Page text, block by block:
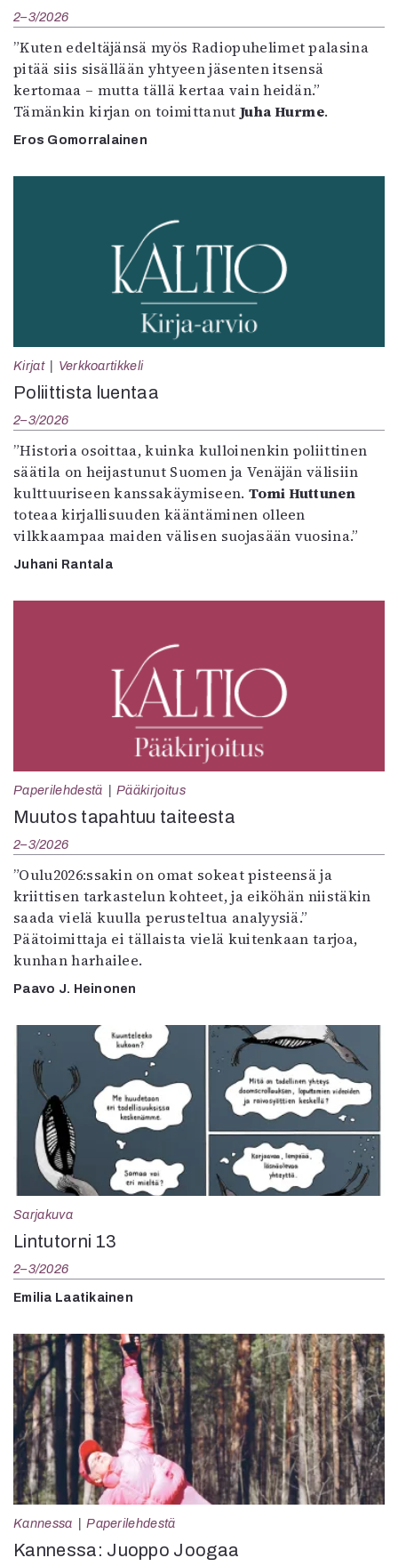
2–3/2026
”Kuten edeltäjänsä myös Radiopuhelimet palasina
pitää siis sisällään yhtyeen jäsenten itsensä
kertomaa – mutta tällä kertaa vain heidän.”
Tämänkin kirjan on toimittanut Juha Hurme.
Eros Gomorralainen
Kirjat Verkkoartikkeli
Poliittista luentaa
2–3/2026
”Historia osoittaa, kuinka kulloinenkin poliittinen
säätila on heijastunut Suomen ja Venäjän välisiin
kulttuuriseen kanssakäymiseen. Tomi Huttunen
toteaa kirjallisuuden kääntäminen olleen
vilkkaampaa maiden välisen suojasään vuosina.”
Juhani Rantala
Paperilehdestä Pääkirjoitus
Muutos tapahtuu taiteesta
2–3/2026
”Oulu2026:ssakin on omat sokeat pisteensä ja
kriittisen tarkastelun kohteet, ja eiköhän niistäkin
saada vielä kuulla perusteltua analyysiä.”
Päätoimittaja ei tällaista vielä kuitenkaan tarjoa,
kunhan harhailee.
Paavo J. Heinonen
Sarjakuva
Lintutorni 13
2–3/2026
Emilia Laatikainen
Kannessa Paperilehdestä
Kannessa: Juoppo Joogaa